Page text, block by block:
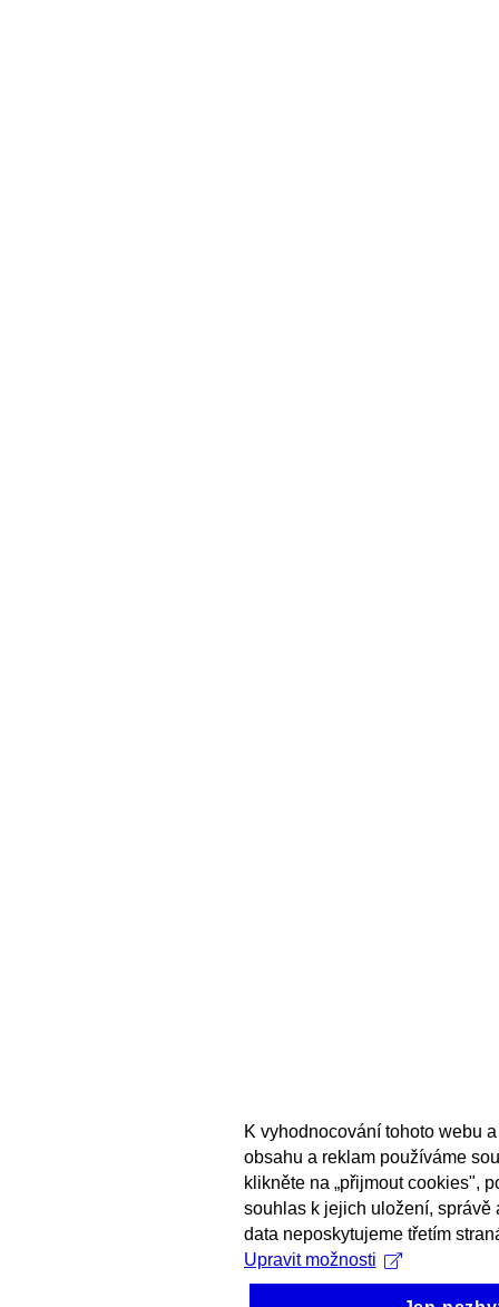
K vyhodnocování tohoto webu
obsahu a reklam používáme
klikněte na „přijmout cookies",
souhlas k jejich uložení, správě
data neposkytujeme třetím
Upravit možnosti